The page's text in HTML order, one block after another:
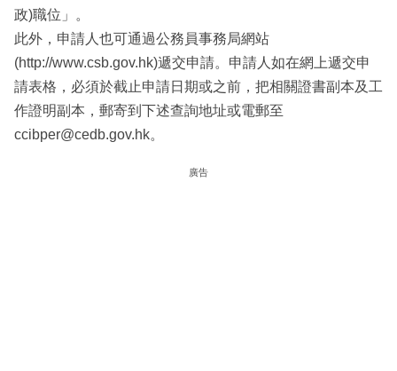
政)職位」。
此外，申請人也可通過公務員事務局網站
(http://www.csb.gov.hk)遞交申請。申請人如在網上遞交申
請表格，必須於截止申請日期或之前，把相關證書副本及工
作證明副本，郵寄到下述查詢地址或電郵至
ccibper@cedb.gov.hk。
廣告